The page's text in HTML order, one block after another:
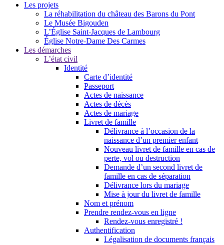
Les projets
La réhabilitation du château des Barons du Pont
Le Musée Bigouden
L’Église Saint-Jacques de Lambourg
Église Notre-Dame Des Carmes
Les démarches
L’état civil
Identité
Carte d’identité
Passeport
Actes de naissance
Actes de décès
Actes de mariage
Livret de famille
Délivrance à l’occasion de la
naissance d’un premier enfant
Nouveau livret de famille en cas de
perte, vol ou destruction
Demande d’un second livret de
famille en cas de séparation
Délivrance lors du mariage
Mise à jour du livret de famille
Nom et prénom
Prendre rendez-vous en ligne
Rendez-vous enregistré !
Authentification
Légalisation de documents français